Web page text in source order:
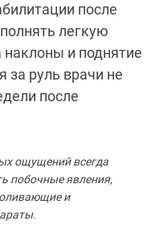
после
легкую
наклоны и поднятие
за руль врачи не
после
ощущений всегда
побочные явления,
и